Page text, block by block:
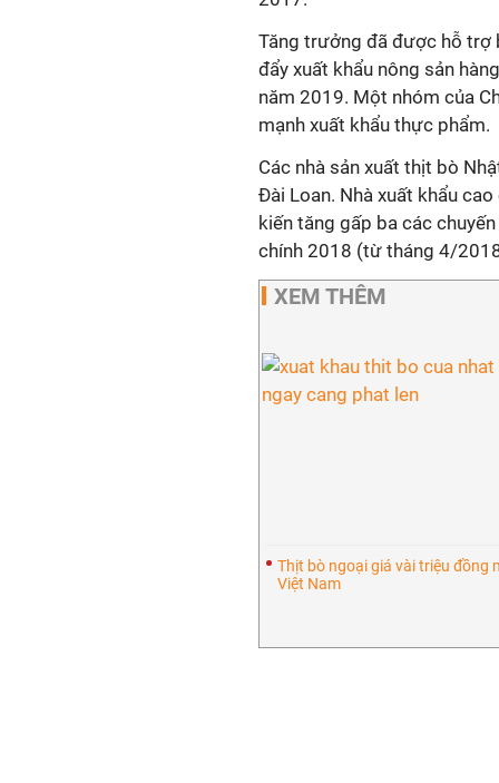
Tăng trưởng đã được hỗ trợ
đẩy xuất khẩu nông sản
năm 2019. Một nhóm của
mạnh xuất khẩu thực phẩm.
Các nhà sản xuất thịt bò
Đài Loan. Nhà xuất khẩu
kiến tăng gấp ba ​​các
chính 2018 (từ tháng 4/
XEM THÊM
Thịt bò ngoại giá vài triệu đồng
Việt Nam